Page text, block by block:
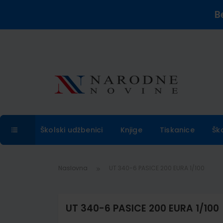
Školski udžbenici Knjige Tiskanice
Naslovna
UT 340-6 PASICE 200 EURA 1/100